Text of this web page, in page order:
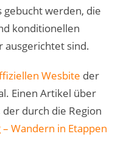
werden, die
konditionellen
ausgerichtet sind.
Wesbite der
Einen Artikel über
durch die Region
– Wandern in Etappen